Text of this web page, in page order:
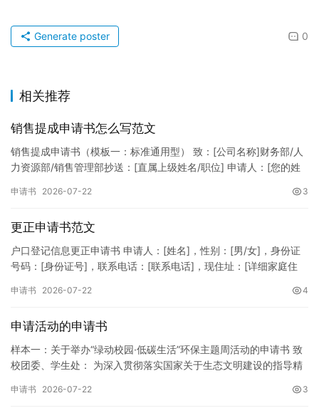
0
Generate poster
相关推荐
销售提成申请书怎么写范文
销售提成申请书（模板一：标准通用型） 致：[公司名称]财务部/人
力资源部/销售管理部抄送：[直属上级姓名/职位] 申请人：[您的姓
申请书 2026-07-22 3
更正申请书范文
户口登记信息更正申请书 申请人：[姓名]，性别：[男/女]，身份证
号码：[身份证号]，联系电话：[联系电话]，现住址：[详细家庭住
申请书 2026-07-22 4
申请活动的申请书
样本一：关于举办“绿动校园·低碳生活”环保主题周活动的申请书 致
校团委、学生处： 为深入贯彻落实国家关于生态文明建设的指导精
申请书 2026-07-22 3